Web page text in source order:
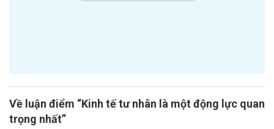
Về luận điểm “Kinh tế tư nhân là một động lực quan
trọng nhất”